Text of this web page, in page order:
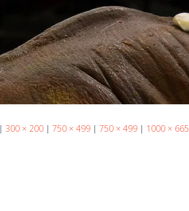
| 300 × 200 | 750 × 499 | 750 × 499 | 1000 × 665